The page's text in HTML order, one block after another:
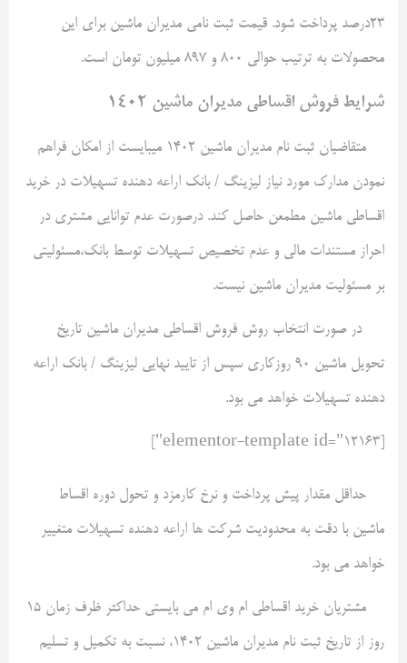
۲۳درصد پرداخت شود. قیمت ثبت نامی مدیران ماشین برای این
محصولات به ترتیب حوالی ۸۰۰ و ۸۹۷ میلیون تومان است.
شرایط فروش اقساطی مدیران ماشین ۱۴۰۲
متقاضیان ثبت نام مدیران ماشین ۱۴۰۲ میبایست از امکان فراهم
نمودن مدارک مورد نیاز لیزینگ / بانک اراعه دهنده تسهیلات در خرید
اقساطی ماشین مطمعن حاصل کند. درصورت عدم توانایی مشتری در
احراز مستندات مالی و عدم تخصیص تسهیلات توسط بانک،مسئولیتی
بر مسئولیت مدیران ماشین نیست.
در صورت انتخاب روش فروش اقساطی مدیران ماشین تاریخ
تحویل ماشین ۹۰ روزکاری سپس از تایید نهایی لیزینگ / بانک اراعه
دهنده تسهیلات خواهد می بود.
حداقل مقدار پیش پرداخت و نرخ کارمزد و تحول دوره اقساط
ماشین با دقت به محدودیت شرکت ها اراعه دهنده تسهیلات متغییر
خواهد می بود.
مشتریان خرید اقساطی ام وی ام می بایستی حداکثر ظرف زمان ۱۵
روز از تاریخ ثبت نام مدیران ماشین ۱۴۰۲، نسبت به تکمیل و تسلیم